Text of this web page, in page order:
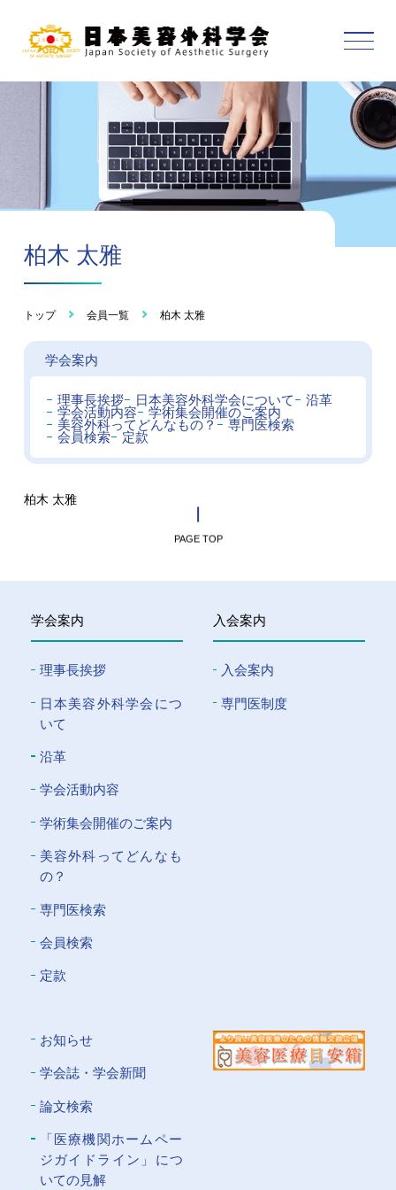
柏木 太雅
トップ 会員一覧 柏木 太雅
学会案内
理事長挨拶 日本美容外科学会について
沿革
学会活動内容
学術集会開催のご案内
美容外科ってどんなもの？
専門医検索
会員検索
定款
柏木 太雅
PAGE TOP
学会案内
理事長挨拶
⽇本美容外科学会につ
いて
沿革
学会活動内容
学術集会開催のご案内
美容外科ってどんなも
の？
専門医検索
会員検索
定款
入会案内
入会案内
専門医制度
お知らせ
学会誌・学会新聞
論文検索
「医療機関ホームペー
ジガイドライン」につ
いての⾒解